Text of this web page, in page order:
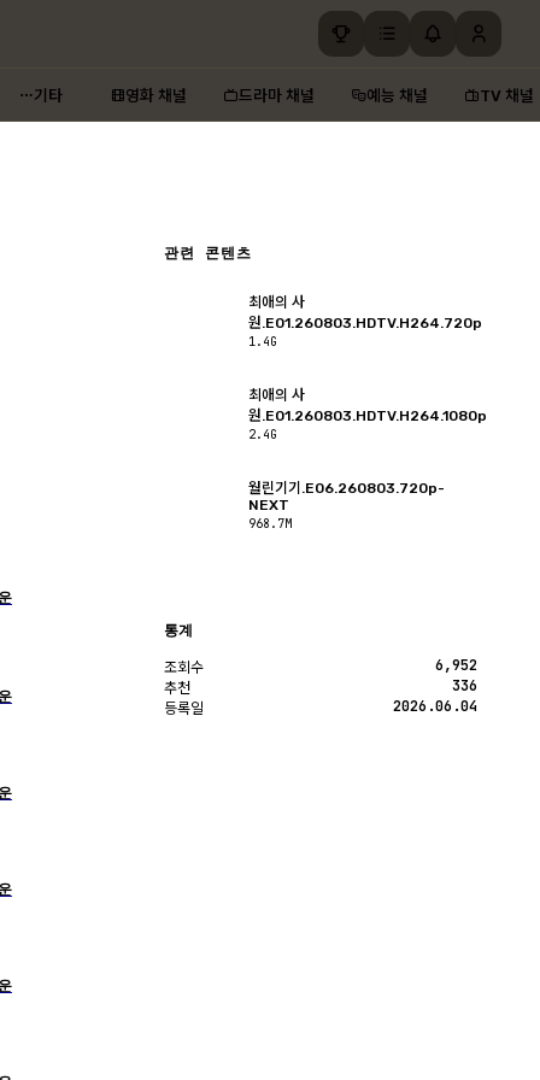
기타 영화 채널 드라마 채널 예능 채널 TV 채널
관련 콘텐츠
최애의 사
원.E01.260803.HDTV.H264.720p
1.4G
최애의 사
원.E01.260803.HDTV.H264.1080p
2.4G
월린기기.E06.260803.720p-
NEXT
968.7M
통계
조회수 6,952
추천 336
등록일 2026.06.04